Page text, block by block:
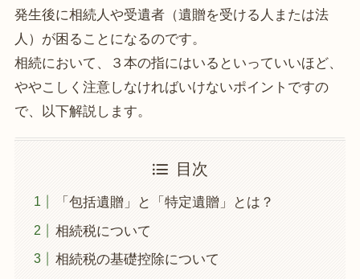
発生後に相続人や受遺者（遺贈を受ける人または法
人）が困ることになるのです。
相続において、３本の指にはいるといっていいほど、
ややこしく注意しなければいけないポイントですの
で、以下解説します。
目次
「包括遺贈」と「特定遺贈」とは？
相続税について
相続税の基礎控除について